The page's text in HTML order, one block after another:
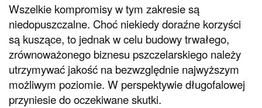
Wszelkie kompromisy w tym zakresie są
niedopuszczalne. Choć niekiedy doraźne korzyści
są kuszące, to jednak w celu budowy trwałego,
zrównoważonego biznesu pszczelarskiego należy
utrzymywać jakość na bezwzględnie najwyższym
możliwym poziomie. W perspektywie długofalowej
przyniesie do oczekiwane skutki.